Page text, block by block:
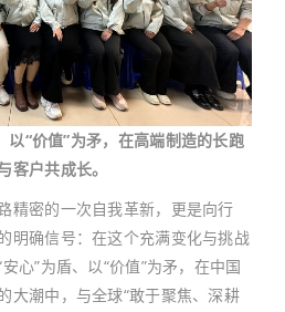
以“价值”为矛，在高端制造的长跑
客户共成长。
精密的一次自我革新，更是向行
明确信号：在这个充满变化与挑战
心”为盾、以“价值”为矛，在中国
大潮中，与全球“敢于聚焦、深耕